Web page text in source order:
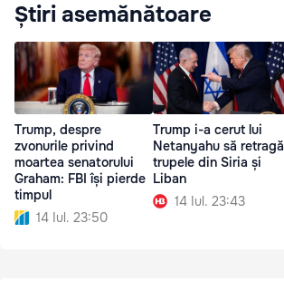
Știri asemănătoare
Trump, despre
zvonurile privind
moartea senatorului
Graham: FBI își pierde
timpul
14 Iul. 23:50
Trump i-a cerut lui
Netanyahu să retragă
trupele din Siria și
Liban
14 Iul. 23:43